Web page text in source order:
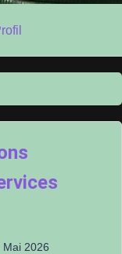
2026